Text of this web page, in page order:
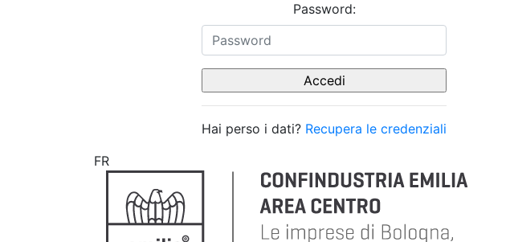
Password:
Hai perso i dati? Recupera le credenziali
FR